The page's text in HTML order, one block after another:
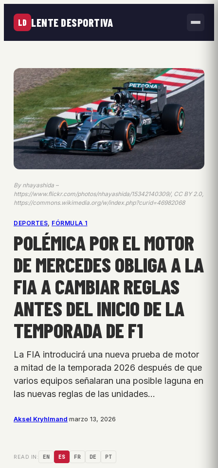
LD LENTE DESPORTIVA
By nhayashida –
https://www.flickr.com/photos/nhayashida/15342140309/, CC BY 2.0,
https://commons.wikimedia.org/w/index.php?curid=46982068
DEPORTES, FÓRMULA 1
POLÉMICA POR EL MOTOR
DE MERCEDES OBLIGA A LA
FIA A CAMBIAR REGLAS
ANTES DEL INICIO DE LA
TEMPORADA DE F1
La FIA introducirá una nueva prueba de motor
a mitad de la temporada 2026 después de que
varios equipos señalaran una posible laguna en
las nuevas reglas de las unidades…
Aksel Kryhlmand·marzo 13, 2026
READ IN: EN ES FR DE PT